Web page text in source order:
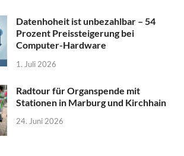
Datenhoheit ist unbezahlbar – 54
Prozent Preissteigerung bei
Computer-Hardware
1. Juli 2026
Radtour für Organspende mit
Stationen in Marburg und Kirchhain
24. Juni 2026